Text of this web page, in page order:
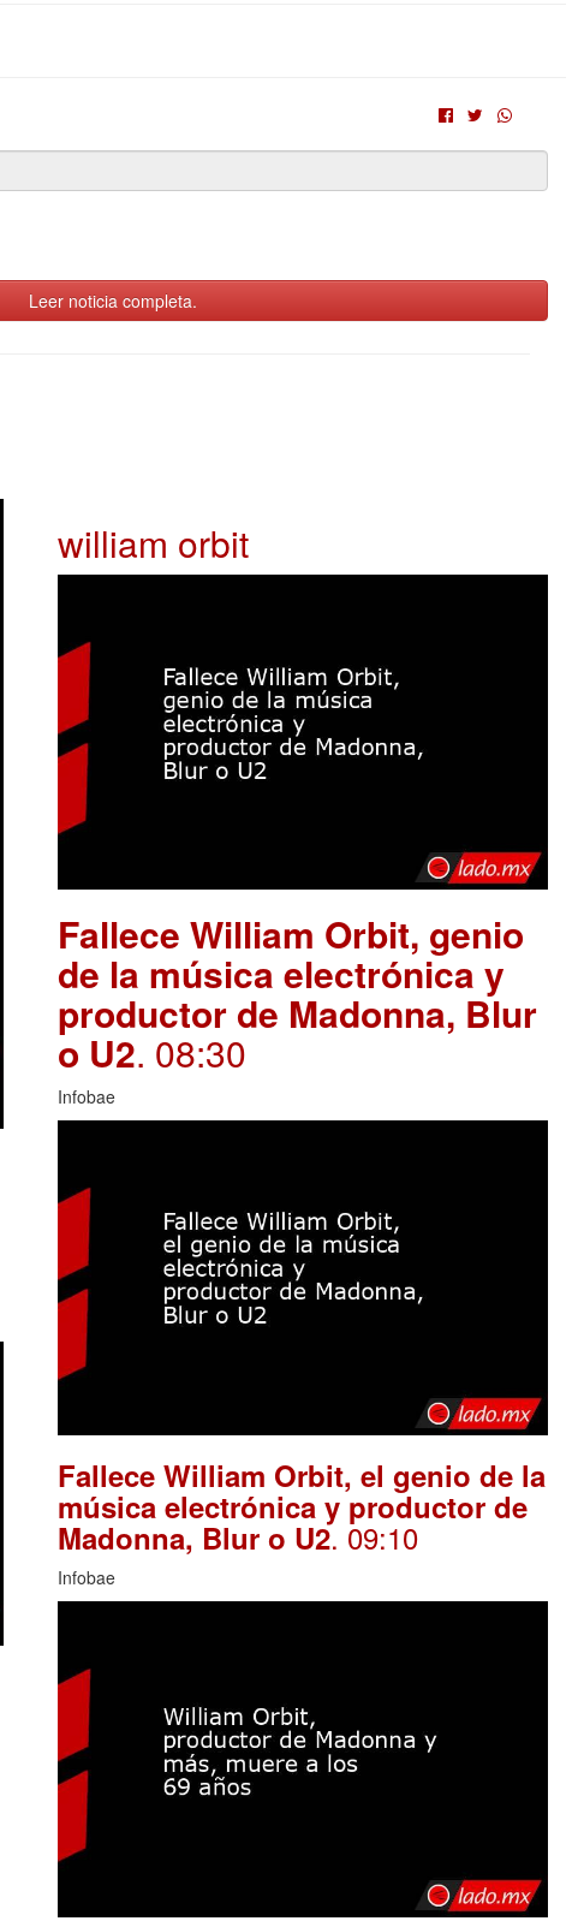
Leer noticia completa.
william orbit
Fallece William Orbit, genio
de la música electrónica y
productor de Madonna, Blur
o U2. 08:30
Infobae
Fallece William Orbit, el genio de la
música electrónica y productor de
Madonna, Blur o U2. 09:10
Infobae